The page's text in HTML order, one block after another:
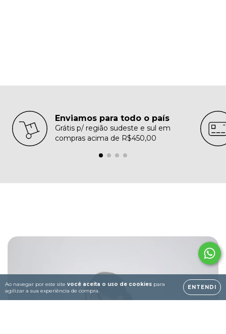
Ao navegar por este site você aceita o uso de cookies para
agilizar a sua experiência de compra.
ENTENDI
Enviamos para todo o país
Grátis p/ região sudeste e sul em
compras acima de R$450,00